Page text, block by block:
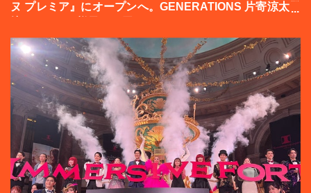
ヌ プレミア』にオープンへ。GENERATIONS 片寄涼太登